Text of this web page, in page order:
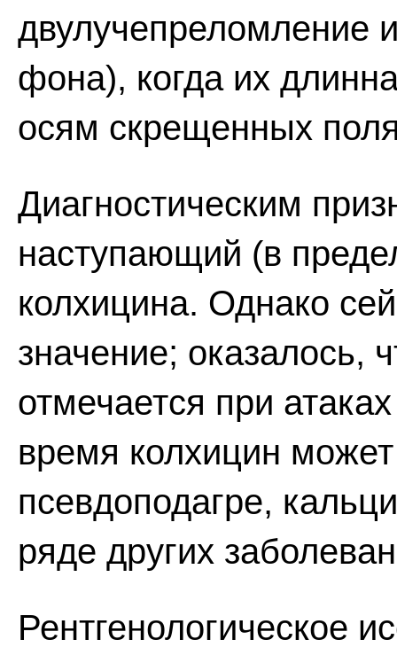
двулучепреломление
фона), когда их
осям скрещенных
Диагностическим
наступающий (в
колхицина. Однако
значение; оказалось,
отмечается при
время колхицин
псевдоподагре,
ряде других
Рентгенологическое